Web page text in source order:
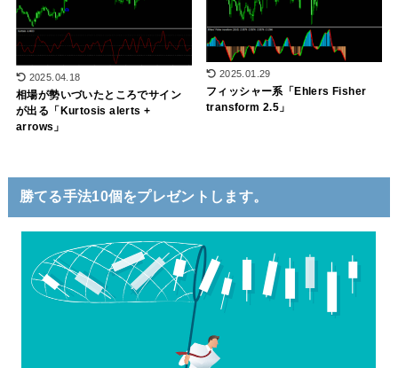
2025.04.18
相場が勢いづいたところでサイン
が出る「Kurtosis alerts +
arrows」
2025.01.29
フィッシャー系「Ehlers Fisher
transform 2.5」
勝てる手法10個をプレゼントします。